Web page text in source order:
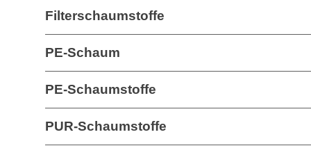
Filterschaumstoffe
PE-Schaum
PE-Schaumstoffe
PUR-Schaumstoffe